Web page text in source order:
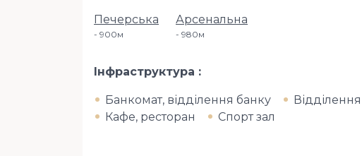
Печерська
900м
Арсенальна
980м
Інфраструктура
Банкомат, відділення банку
Кафе, ресторан
Спорт зал